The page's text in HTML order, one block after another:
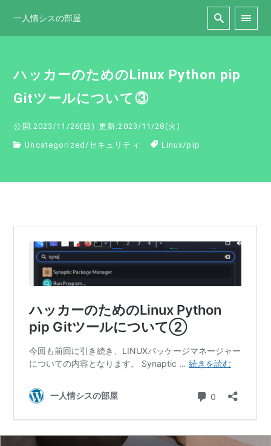
一人情シスの部屋
ハッカーのためのLinux Python pip
Gitツールについて③
公開:2023/11/26(日) 更新:2023/11/28(火)
Uncategorized /セキュリティ Linux/pip